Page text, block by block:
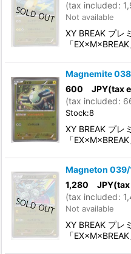
(tax included:
Not available
XY BREAK プレ
「
Magnemite
600 JPY(tax
(tax included:
Stock:8
XY BREAK プレ
「
Magneton 039/
1,280 JPY
(tax included:
Not available
XY BREAK プレ
「